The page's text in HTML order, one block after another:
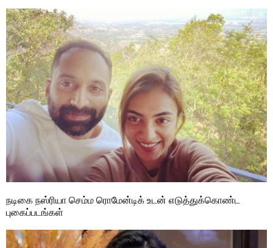
நடிகை நஸ்ரியா செம்ம ரொமேன்டிக் உடன் எடுத்துக்கொண்ட
புகைப்படங்கள்